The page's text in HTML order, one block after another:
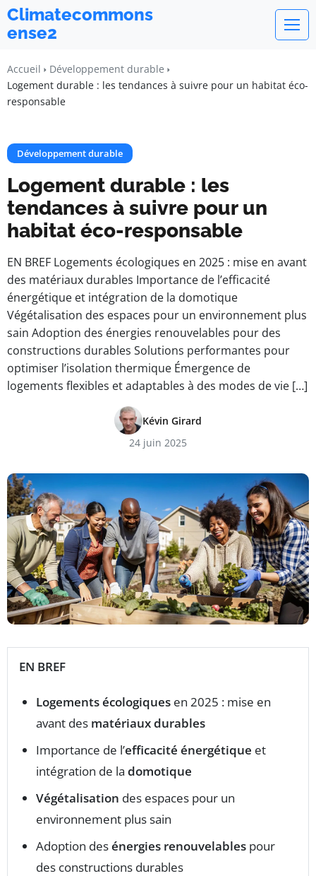
Climatecommons
ense2
Accueil
Développement durable
Logement durable : les tendances à suivre pour un habitat éco-
responsable
Développement durable
Logement durable : les
tendances à suivre pour un
habitat éco-responsable
EN BREF Logements écologiques en 2025 : mise en avant
des matériaux durables Importance de l’efficacité
énergétique et intégration de la domotique
Végétalisation des espaces pour un environnement plus
sain Adoption des énergies renouvelables pour des
constructions durables Solutions performantes pour
optimiser l’isolation thermique Émergence de
logements flexibles et adaptables à des modes de vie […]
Kévin Girard
24 juin 2025
EN BREF
Logements écologiques en 2025 : mise en
avant des matériaux durables
Importance de l’efficacité énergétique et
intégration de la domotique
Végétalisation des espaces pour un
environnement plus sain
Adoption desénergies renouvelables pour
des constructions durables